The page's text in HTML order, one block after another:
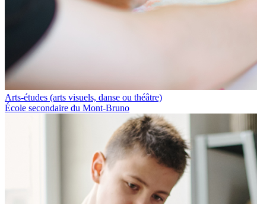
Arts-études (arts visuels, danse ou théâtre)
École secondaire du Mont-Bruno